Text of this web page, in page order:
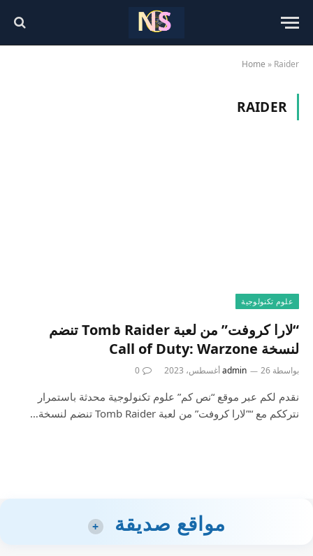
Home » Raider
RAIDER
علوم تكنولوجية
“لارا كروفت” من لعبة Tomb Raider تنضم
لنسخة Call of Duty: Warzone
بواسطة admin 26 أغسطس، 2023 0
نقدم لكم عبر موقع “نص كم” علوم تكنولوجية محدثة باستمرار
نترككم مع “”لارا كروفت” من لعبة Tomb Raider تنضم لنسخة…
مواقع صديقة +